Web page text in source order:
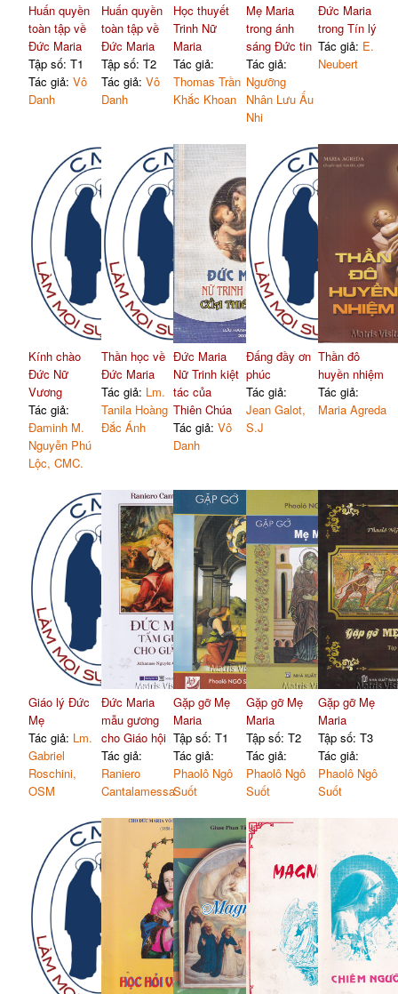
Huấn quyền
toàn tập về
Đức Maria
Tập số: T1
Tác giả:Vô
Danh
Huấn quyền
toàn tập về
Đức Maria
Tập số: T2
Tác giả: Vô
Danh
Học thuyết
Trinh Nữ
Maria
Tác giả:
Thomas Trần
Khắc Khoan
Mẹ Maria
trong ánh
sáng Đức tin
Tác giả:
Ngưỡng
Nhân Lưu Ấu
Nhi
Đức Maria
trong Tín lý
Tác giả: E.
Neubert
Kính chào
Đức Nữ
Vương
Tác giả:
Đaminh M.
Nguyễn Phú
Lộc, CMC.
Thần học về
Đức Maria
Tác giả: Lm.
Tanila Hoàng
Đắc Ánh
Đức Maria
Nữ Trinh kiệt
tác của
Thiên Chúa
Tác giả:Vô
Danh
Đấng đầy ơn
phúc
Tác giả:
Jean Galot,
S.J
Thần đô
huyền nhiệm
Tác giả:
Maria Agreda
Giáo lý Đức
Mẹ
Tác giả: Lm.
Gabriel
Roschini,
OSM
Đức Maria
mẫu gương
cho Giáo hội
Tác giả:
Raniero
Cantalamessa
Gặp gỡ Mẹ
Maria
Tập số: T1
Tác giả:
Phaolô Ngô
Suốt
Gặp gỡ Mẹ
Maria
Tập số: T2
Tác giả:
Phaolô Ngô
Suốt
Gặp gỡ Mẹ
Maria
Tập số: T3
Tác giả:
Phaolô Ngô
Suốt